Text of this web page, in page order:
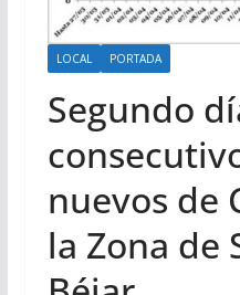
LOCAL PORTADA
Segundo
nuevos de
la Zona de